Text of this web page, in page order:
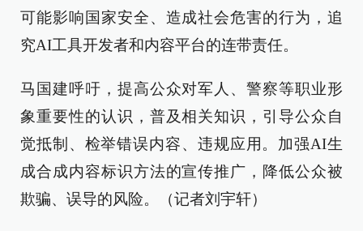
可能影响国家安全、造成社会危害的行为，追
究AI工具开发者和内容平台的连带责任。
马国建呼吁，提高公众对军人、警察等职业形
象重要性的认识，普及相关知识，引导公众自
觉抵制、检举错误内容、违规应用。加强AI生
成合成内容标识方法的宣传推广，降低公众被
欺骗、误导的风险。（记者刘宇轩）